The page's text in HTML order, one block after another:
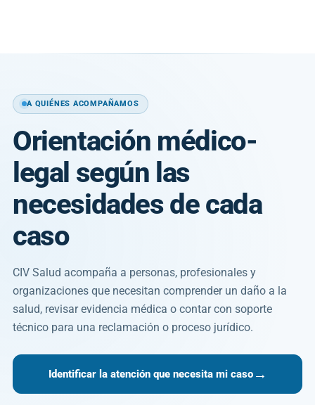
A QUIÉNES ACOMPAÑAMOS
Orientación médico-
legal según las
necesidades de cada
caso
CIV Salud acompaña a personas, profesionales y
organizaciones que necesitan comprender un daño a la
salud, revisar evidencia médica o contar con soporte
técnico para una reclamación o proceso jurídico.
Identificar la atención que necesita mi caso→